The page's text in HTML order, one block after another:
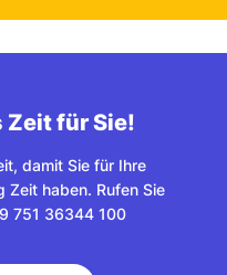
Zeit für Sie!
damit Sie für Ihre
Zeit haben. Rufen Sie
751 36344 100